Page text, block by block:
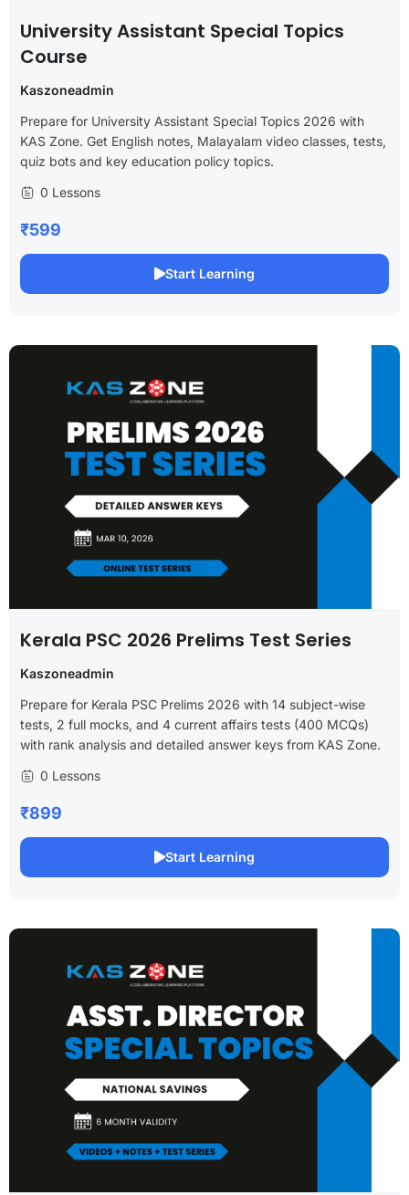
University Assistant Special Topics
Course
Kaszoneadmin
Prepare for University Assistant Special Topics 2026 with
KAS Zone. Get English notes, Malayalam video classes, tests,
quiz bots and key education policy topics.
0 Lessons
₹599
Start Learning
Kerala PSC 2026 Prelims Test Series
Kaszoneadmin
Prepare for Kerala PSC Prelims 2026 with 14 subject-wise
tests, 2 full mocks, and 4 current affairs tests (400 MCQs)
with rank analysis and detailed answer keys from KAS Zone.
0 Lessons
₹899
Start Learning